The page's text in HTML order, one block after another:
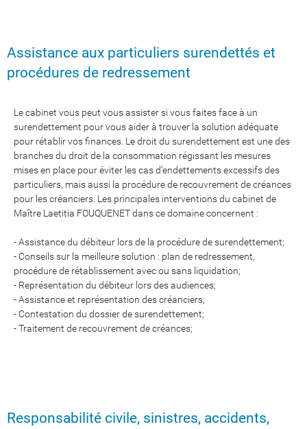
Assistance aux particuliers surendettés et
procédures de redressement
Le cabinet vous peut vous assister si vous faites face à un
surendettement pour vous aider à trouver la solution adéquate
pour rétablir vos finances. Le droit du surendettement est une des
branches du droit de la consommation régissant les mesures
mises en place pour éviter les cas d’endettements excessifs des
particuliers, mais aussi la procédure de recouvrement de créances
pour les créanciers. Les principales interventions du cabinet de
Maître Laetitia FOUQUENET dans ce domaine concernent :
- Assistance du débiteur lors de la procédure de surendettement;
- Conseils sur la meilleure solution : plan de redressement,
procédure de rétablissement avec ou sans liquidation;
- Représentation du débiteur lors des audiences;
- Assistance et représentation des créanciers;
- Contestation du dossier de surendettement;
- Traitement de recouvrement de créances;
Responsabilité civile, sinistres, accidents,